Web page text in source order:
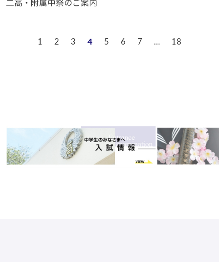
二高・附属中祭のご案内
1 2 3 4 5 6 7 … 18